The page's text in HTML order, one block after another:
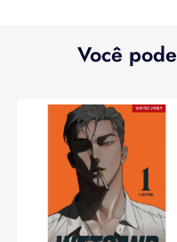
Você